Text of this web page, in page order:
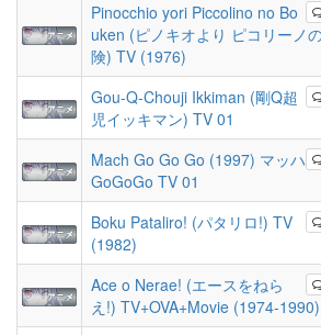
Pinocchio yori Piccolino no Bo
uken (ピノキオより ピコリーノ
険) TV (1976)
Gou-Q-Chouji Ikkiman (剛Q超
児イッキマン) TV 01
Mach Go Go Go (1997) マッハ
GoGoGo TV 01
Boku Pataliro! (パタリロ!) TV
(1982)
Ace o Nerae! (エースをねら
え!) TV+OVA+Movie (1974-1990)